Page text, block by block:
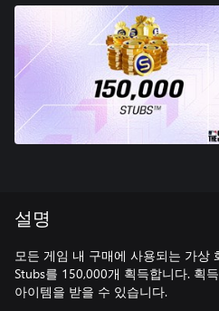
설명
모든 게임 내 구매에 사용되는 가상
Stubs를 150,000개 획득합니다. 획
아이템을 받을 수 있습니다.